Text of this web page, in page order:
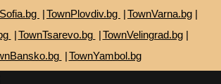
TownPlovdiv.bg
TownVarna.bg
TownTsarevo.bg
TownVelingrad.bg
TownYambol.bg